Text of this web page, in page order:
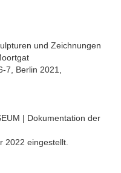
und Zeichnungen
7, Berlin 2021,
| Dokumentation der
2022 eingestellt.